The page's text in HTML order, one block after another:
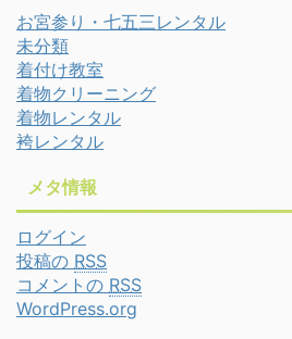
お宮参り・七五三レンタル
未分類
着付け教室
着物クリーニング
着物レンタル
袴レンタル
メタ情報
ログイン
投稿の RSS
コメントの RSS
WordPress.org